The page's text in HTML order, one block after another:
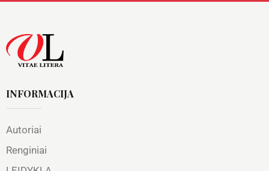
INFORMACIJA
Autoriai
Renginiai